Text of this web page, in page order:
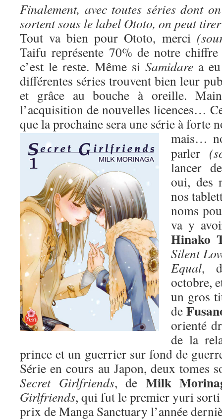
Finalement, avec toutes séries dont
sortent sous le label Ototo, on peut
Tout va bien pour Ototo, merci
Taifu représente 70% de notre chiffre
c’est le reste. Même si Samidarea eu
différentes séries trouvent bien leur
et grâce au bouche à oreille.
l’acquisition de nouvelles licences…
que la prochaine sera une série à forte
mais…
parler
lancer
oui, des
nos
noms
va y
Hinako
Silent
Equal,
octobre,
un gros
de
orienté
de la
prince et un guerrier sur fond de
Série en cours au Japon, deux tomes
Secret Girlfriends, de Milk
Girlfriends, qui fut le premier yuri sorti
prix de Manga Sanctuary l’année